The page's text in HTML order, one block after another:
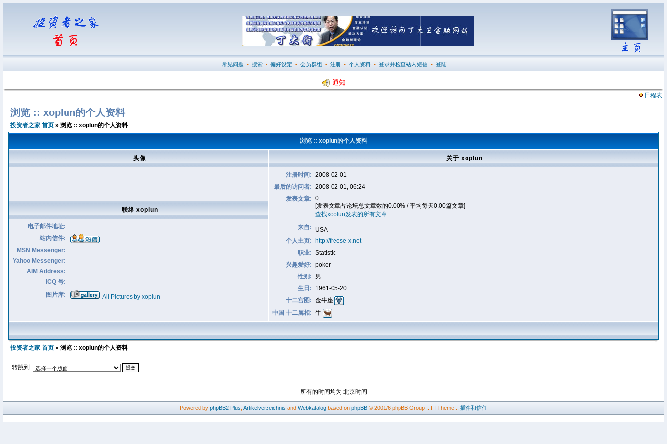
常见问题 • 搜索 • 偏好设定 • 会员群组 • 注册 • 个人资料 • 登录并检查站内短信 • 登陆
通知
日程表
浏览 :: xoplun的个人资料
投资者之家 首页 » 浏览 :: xoplun的个人资料
浏览 :: xoplun的个人资料
头像 关于 xoplun
注册时间: 2008-02-01
最后的访问者: 2008-02-01, 06:24
发表文章: 0
[发表文章占论坛总文章数的0.00% / 平均每天0.00篇文章]
查找xoplun发表的所有文章
来自:
USA
个人主页:
http://freese-x.net
职业: Statistic
兴趣爱好: poker
性别:
男
生日:
1961-05-20
十二宫图: 金牛座
中国 十二属相: 牛
联络 xoplun
电子邮件地址:
站内信件:
MSN Messenger:
Yahoo Messenger:
AIM Address:
ICQ 号:
图片库:
All Pictures by xoplun
投资者之家 首页 » 浏览 :: xoplun的个人资料
转跳到:
所有的时间均为 北京时间
Powered by phpBB2 Plus Artikelverzeichnis and Webkatalog based on phpBB © 2001/6 phpBB Group :: FI Theme :: 插件和信任